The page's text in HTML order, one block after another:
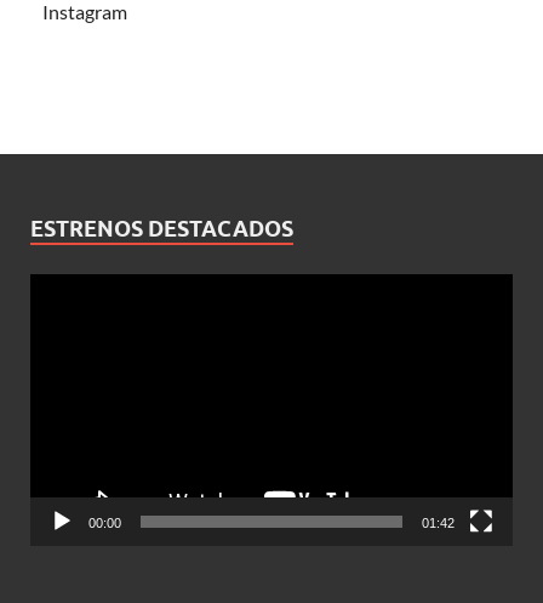
Instagram
ESTRENOS DESTACADOS
00:00 01:42